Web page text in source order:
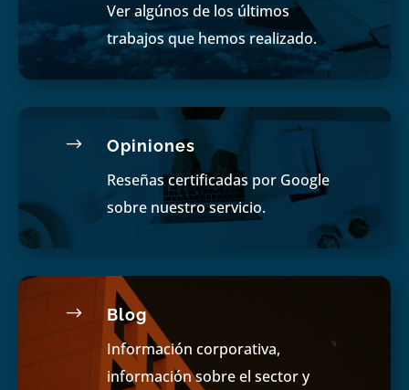
Ver algúnos de los últimos
trabajos que hemos realizado.
$ Opiniones
Reseñas certificadas por Google
sobre nuestro servicio.
$ Blog
Información corporativa,
información sobre el sector y